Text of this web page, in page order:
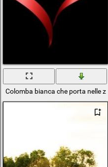
Colomba bianca che porta nelle